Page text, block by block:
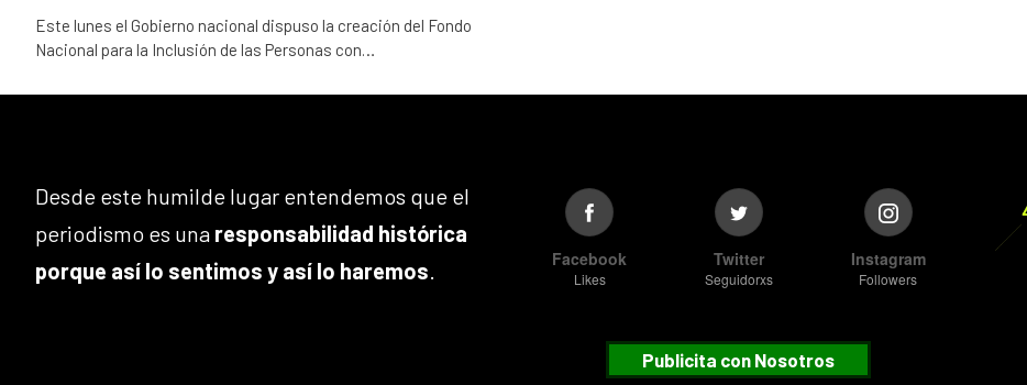
Este lunes el Gobierno nacional dispuso la creación del Fondo
Nacional para la Inclusión de las Personas con…
Desde este humilde lugar entendemos que el
periodismo es una responsabilidad histórica
porque así lo sentimos y así lo haremos
Facebook
Likes
Twitter
Seguidorxs
Instagram
Followers
Publicita con Nosotros